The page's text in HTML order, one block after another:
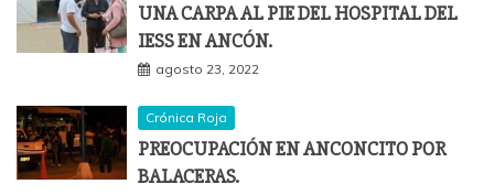
UNA CARPA AL PIE DEL HOSPITAL DEL
IESS EN ANCÓN.
agosto 23, 2022
Crónica Roja
PREOCUPACIÓN EN ANCONCITO POR
BALACERAS.